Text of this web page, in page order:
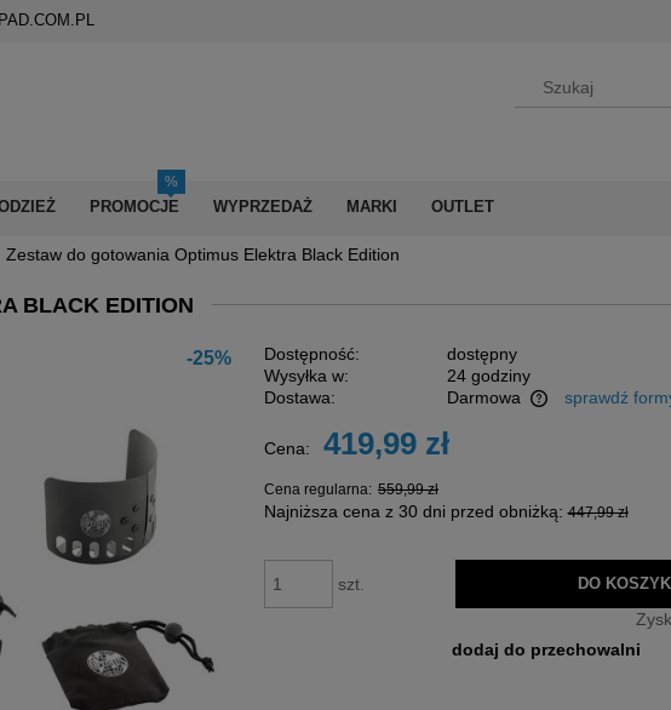
PROMOCJE WYPRZEDAŻ MARKI OUTLET
Zestaw do gotowania Optimus Elektra Black Edition
BLACK EDITION
-25% Dostępność:
dostępny
Wysyłka w:
24 godziny
Dostawa:
Darmowa
Cena nie zawiera ewentualnych kosztów
sprawdź
Cena: 419,99 zł
Cena regularna: 559,99 zł
Najniższa cena z 30 dni przed obniżką:447,99 zł
szt. DO
dodaj do przechowalni